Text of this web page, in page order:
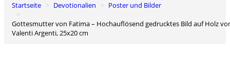
0
Startseite Devotionalien
Poster und Bilder
Gottesmutter von Fatima – Hochauflösend gedrucktes Bild auf Holz von
Valenti Argenti, 25x20 cm